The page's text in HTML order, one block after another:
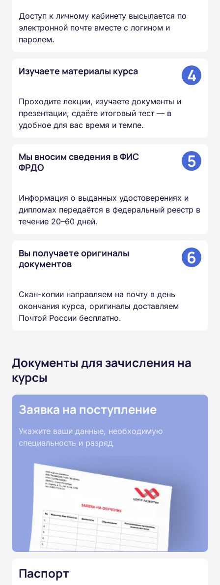
Доступ к личному кабинету высылается по
электронной почте вместе с логином и
паролем.
Изучаете материалы курса 4
Проходите лекции, изучаете документы и
презентации, сдаёте итоговый тест — в
удобное для вас время и темпе.
Мы вносим сведения в ФИС
ФРДО
5
Информация о выданных удостоверениях и
дипломах передаётся в федеральный реестр в
течение 20–60 дней.
Вы получаете оригиналы
документов
6
Скан-копии направляем на почту в день
окончания курса, оригиналы доставляем
Почтой России бесплатно.
Документы для зачисления на
курсы
Заявка на поступление
Укажите ваши данные, необходимую
специальность и разряд
Паспорт